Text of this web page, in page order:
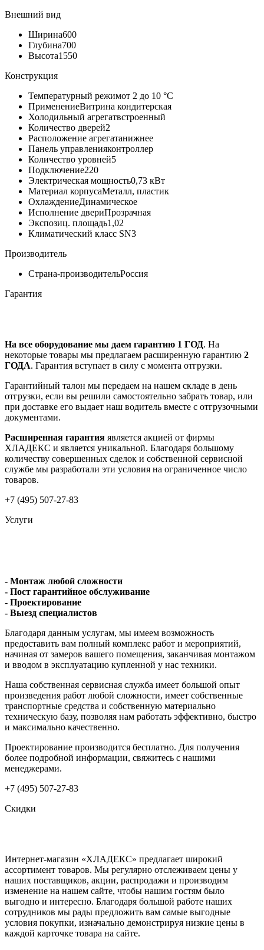
Внешний вид
Ширина600
Глубина700
Высота1550
Конструкция
Температурный режимот 2 до 10 °С
ПрименениеВитрина кондитерская
Холодильный агрегатвстроенный
Количество дверей2
Расположение агрегатанижнее
Панель управленияконтроллер
Количество уровней5
Подключение220
Электрическая мощность0,73 кВт
Материал корпусаМеталл, пластик
ОхлаждениеДинамическое
Исполнение двериПрозрачная
Экспозиц. площадь1,02
Климатический класс SN3
Производитель
Страна-производительРоссия
Гарантия
На все оборудование мы даем гарантию 1 ГОД. На
некоторые товары мы предлагаем расширенную гарантию 2
ГОДА. Гарантия вступает в силу с момента отгрузки.
Гарантийный талон мы передаем на нашем складе в день
отгрузки, если вы решили самостоятельно забрать товар, или
при доставке его выдает наш водитель вместе с отгрузочными
документами.
Расширенная гарантия является акцией от фирмы
ХЛАДЕКС и является уникальной. Благодаря большому
количеству совершенных сделок и собственной сервисной
службе мы разработали эти условия на ограниченное число
товаров.
+7 (495) 507-27-83
Услуги
- Монтаж любой сложности
- Пост гарантийное обслуживание
- Проектирование
- Выезд специалистов
Благодаря данным услугам, мы имеем возможность
предоставить вам полный комплекс работ и мероприятий,
начиная от замеров вашего помещения, заканчивая монтажом
и вводом в эксплуатацию купленной у нас техники.
Наша собственная сервисная служба имеет большой опыт
произведения работ любой сложности, имеет собственные
транспортные средства и собственную материально
техническую базу, позволяя нам работать эффективно, быстро
и максимально качественно.
Проектирование производится бесплатно. Для получения
более подробной информации, свяжитесь с нашими
менеджерами.
+7 (495) 507-27-83
Скидки
Интернет-магазин «ХЛАДЕКС» предлагает широкий
ассортимент товаров. Мы регулярно отслеживаем цены у
наших поставщиков, акции, распродажи и производим
изменение на нашем сайте, чтобы нашим гостям было
выгодно и интересно. Благодаря большой работе наших
сотрудников мы рады предложить вам самые выгодные
условия покупки, изначально демонстрируя низкие цены в
каждой карточке товара на сайте.